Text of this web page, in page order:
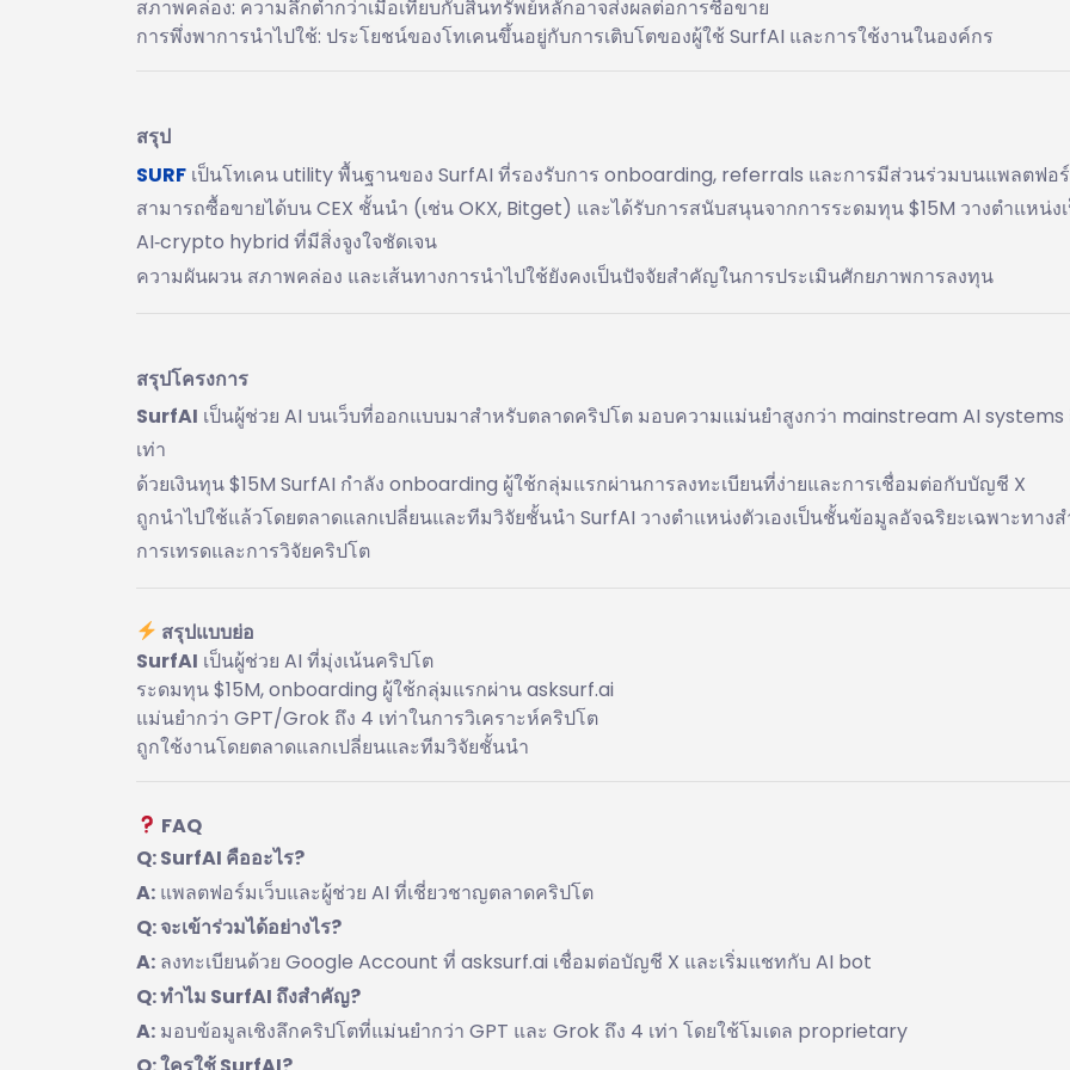
สภาพคล่อง: ความลึกต่ำกว่าเมื่อเทียบกับสินทรัพย์หลักอาจส่งผลต่อการซื้อขาย
การพึ่งพาการนำไปใช้: ประโยชน์ของโทเคนขึ้นอยู่กับการเติบโตของผู้ใช้ SurfAI และการใช้งานในองค์กร
สรุป
SURF เป็นโทเคน utility พื้นฐานของ SurfAI ที่รองรับการ onboarding, referrals และการมีส่วนร่วมบนแพลตฟอ
สามารถซื้อขายได้บน CEX ชั้นนำ (เช่น OKX, Bitget) และได้รับการสนับสนุนจากการระดมทุน $15M วางตำแหน่ง
AI‑crypto hybrid ที่มีสิ่งจูงใจชัดเจน
ความผันผวน สภาพคล่อง และเส้นทางการนำไปใช้ยังคงเป็นปัจจัยสำคัญในการประเมินศักยภาพการลงทุน
สรุปโครงการ
SurfAI เป็นผู้ช่วย AI บนเว็บที่ออกแบบมาสำหรับตลาดคริปโต มอบความแม่นยำสูงกว่า mainstream AI systems
เท่า
ด้วยเงินทุน $15M SurfAI กำลัง onboarding ผู้ใช้กลุ่มแรกผ่านการลงทะเบียนที่ง่ายและการเชื่อมต่อกับบัญชี X
ถูกนำไปใช้แล้วโดยตลาดแลกเปลี่ยนและทีมวิจัยชั้นนำ SurfAI วางตำแหน่งตัวเองเป็นชั้นข้อมูลอัจฉริยะเฉพาะทาง
การเทรดและการวิจัยคริปโต
สรุปแบบย่อ
SurfAI เป็นผู้ช่วย AI ที่มุ่งเน้นคริปโต
ระดมทุน $15M, onboarding ผู้ใช้กลุ่มแรกผ่าน asksurf.ai
แม่นยำกว่า GPT/Grok ถึง 4 เท่าในการวิเคราะห์คริปโต
ถูกใช้งานโดยตลาดแลกเปลี่ยนและทีมวิจัยชั้นนำ
FAQ
Q: SurfAI คืออะไร?
A: แพลตฟอร์มเว็บและผู้ช่วย AI ที่เชี่ยวชาญตลาดคริปโต
Q: จะเข้าร่วมได้อย่างไร?
A: ลงทะเบียนด้วย Google Account ที่ asksurf.ai เชื่อมต่อบัญชี X และเริ่มแชทกับ AI bot
Q: ทำไม SurfAI ถึงสำคัญ?
A: มอบข้อมูลเชิงลึกคริปโตที่แม่นยำกว่า GPT และ Grok ถึง 4 เท่า โดยใช้โมเดล proprietary